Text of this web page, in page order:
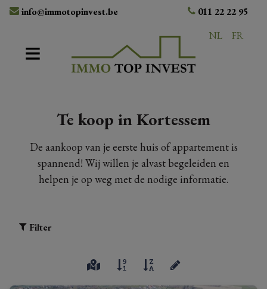
info@immotopinvest.be
011 22 22 95
NL
FR
Te koop in Kortessem
De aankoop van je eerste huis of appartement is
spannend! Wij willen je alvast begeleiden en
helpen je op weg met de nodige informatie.
Filter